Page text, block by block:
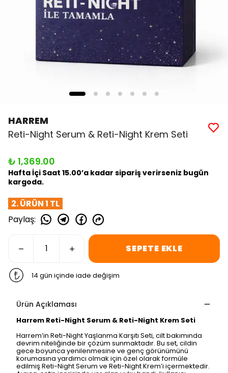
HARREM
Reti-Night Serum & Reti-Night Krem Seti
₺ 1,369.00
Hafta İçi Saat 15.00’a kadar sipariş verirseniz bugün
kargoda.
2. ÜRÜN 1 TL
Paylaş:
SEPETE EKLE
14 gün içinde iade değişim
Ürün Açıklaması
Harrem Reti-Night Serum & Reti-Night Krem Seti
Harrem’in Reti-Night Yaşlanma Karşıtı Seti, cilt bakımında
devrim niteliğinde bir çözüm sunmaktadır. Bu set, cildin
gece boyunca yenilenmesine ve genç görünümünü
korumasına yardımcı olmak için özel olarak formüle
edilmiş Reti-Night Serum ve Reti-Night Krem’i içermektedir.